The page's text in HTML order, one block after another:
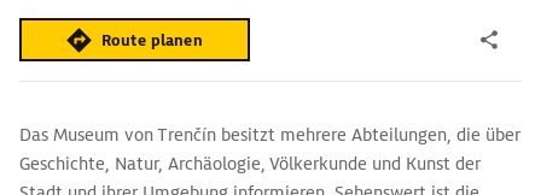
Route planen
Das Museum von Trenčín besitzt mehrere Abteilungen, die über
Geschichte, Natur, Archäologie, Völkerkunde und Kunst der